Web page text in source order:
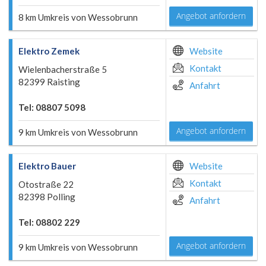
8 km Umkreis von Wessobrunn Angebot anfordern
Elektro Zemek
Wielenbacherstraße 5
82399 Raisting
Tel: 08807 5098
9 km Umkreis von Wessobrunn
Website
Kontakt
Anfahrt
Angebot anfordern
Elektro Bauer
Otostraße 22
82398 Polling
Tel: 08802 229
9 km Umkreis von Wessobrunn
Website
Kontakt
Anfahrt
Angebot anfordern